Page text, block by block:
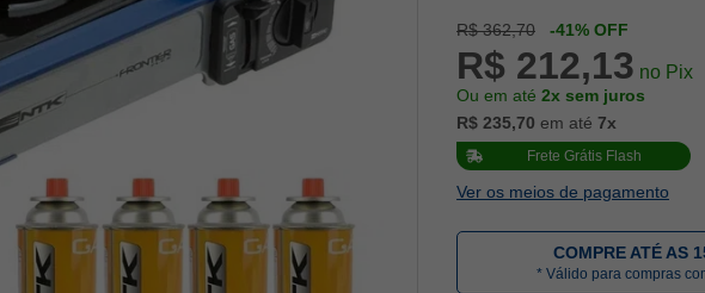
R$ 362,70 -41% OFF
R$ 212,13 no Pix
Ou em até 2x sem juros
R$ 235,70 em até 7x
Frete Grátis Flash
Ver os meios de pagamento
COMPRE ATÉ AS
* Válido para compras